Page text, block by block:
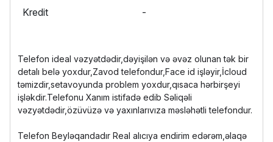
Kredit
-
Telefon ideal vəzyətdədir,dəyişilən və əvəz olunan tək bir
detalı belə yoxdur,Zavod telefondur,Face id işləyir,İcloud
təmizdir,setavoyunda problem yoxdur,qısaca hərbirşeyi
işləkdir.Telefonu Xanım istifadə edib Səliqəli
vəzyətdədir,özüvüzə və yaxınlarıvıza məsləhətli telefondur.
Telefon Beyləqandadır Real alıcıya endirim edərəm,əlaqə